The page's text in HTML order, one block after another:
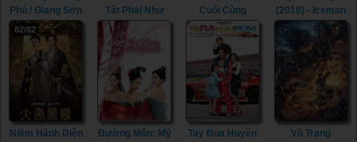
Phú / Giang Sơn
Cố Nhân (2021)
- The Rebel
Princess (2021)
Tất Phải Như
Vậy (2021) -
Hold On, My
Lady (2021)
Cuối Cùng
(2015) - Last
Knights (2015)
(2018) - Iceman
2: The Time
Traveler (2018)
82/82
Niềm Hãnh Diện
Đường Môn: Mỹ
Tay Đua Huyền
Võ Trạng